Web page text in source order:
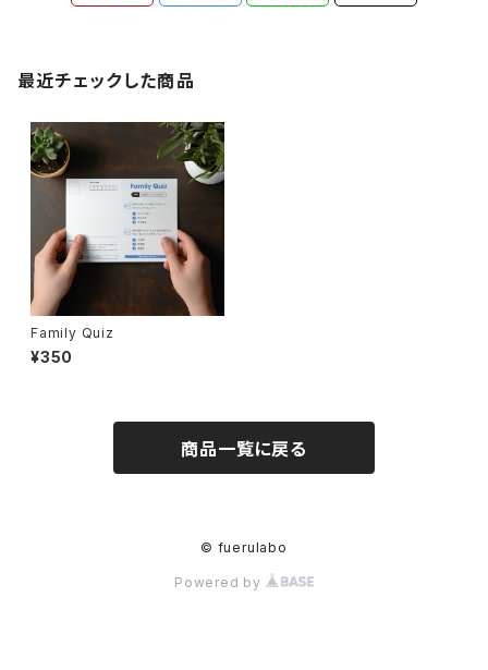
最近チェックした商品
Family Quiz
¥350
商品一覧に戻る
© fuerulabo
Powered by